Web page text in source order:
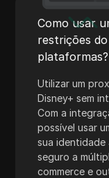
Skrill
Snapchat
SoundCloud
Spotify
Square
Stripe
Taboola
Como usar
restrições
plataformas?
Utilizar um
Disney+ sem
Com a
possível usar
sua identidade
seguro a
commerce e